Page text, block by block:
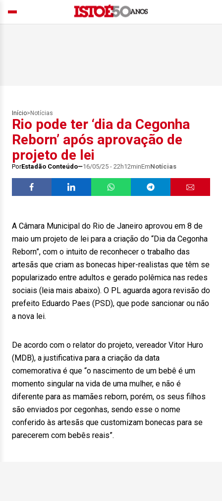
Início> Notícias
Rio pode ter ‘dia da Cegonha
Reborn’ após aprovação de
projeto de lei
PorEstadão Conteúdo 16/05/25 - 22h12minEmNotícias
A Câmara Municipal do Rio de Janeiro aprovou em 8 de
maio um projeto de lei para a criação do “Dia da Cegonha
Reborn”, com o intuito de reconhecer o trabalho das
artesãs que criam as bonecas hiper-realistas que têm se
popularizado entre adultos e gerado polêmica nas redes
sociais (leia mais abaixo). O PL aguarda agora revisão do
prefeito Eduardo Paes (PSD), que pode sancionar ou não
a nova lei.
De acordo com o relator do projeto, vereador Vitor Huro
(MDB), a justificativa para a criação da data
comemorativa é que “o nascimento de um bebê é um
momento singular na vida de uma mulher, e não é
diferente para as mamães reborn, porém, os seus filhos
são enviados por cegonhas, sendo esse o nome
conferido às artesãs que customizam bonecas para se
parecerem com bebês reais”.